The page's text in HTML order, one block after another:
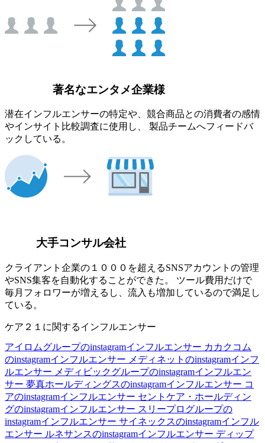
著名なエンタメ企業様
潜在インフルエンサーの特定や、競合商品との消費者の感情
やインサイト比較調査に使用し、 製品チームへフィードバ
ックしている。
大手コンサル会社
クライアント企業の１０００を超えるSNSアカウントの管理
やSNS集客を自動化することができた。 ツール費用だけで
毎月フォロワーが増えるし、流入も増加しているので満足し
ている。
ケア２１に関するインフルエンサー
アイロムグループのinstagramインフルエンサー カカクコム
のinstagramインフルエンサー メディネットのinstagramインフ
ルエンサー メディビックグループのinstagramインフルエン
サー 夢真ホールディングスのinstagramインフルエンサー コ
アのinstagramインフルエンサー セントケア・ホールディン
グのinstagramインフルエンサー スリープログループの
instagramインフルエンサー サイネックスのinstagramインフル
エンサー ルネサンスのinstagramインフルエンサー ディップ